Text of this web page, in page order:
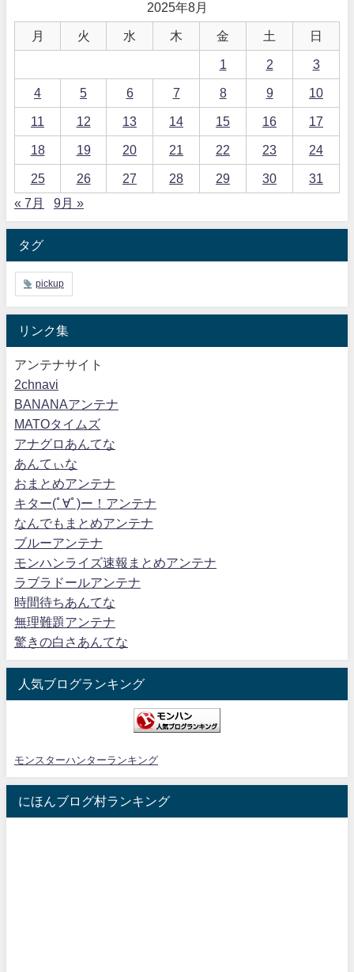
2025年8月
月 火 水 木 金 土 日
1 2 3
4 5 6 7 8 9 10
11 12 13 14 15 16 17
18 19 20 21 22 23 24
25 26 27 28 29 30
31
« 7月
9月 »
タグ
pickup
リンク集
アンテナサイト
2chnavi
BANANAアンテナ
MATOタイムズ
アナグロあんてな
あんてぃな
おまとめアンテナ
キター(ﾟ∀ﾟ)ー！アンテナ
なんでもまとめアンテナ
ブルーアンテナ
モンハンライズ速報まとめアンテナ
ラブラドールアンテナ
時間待ちあんてな
無理難題アンテナ
驚きの白さあんてな
人気ブログランキング
モンスターハンターランキング
にほんブログ村ランキング